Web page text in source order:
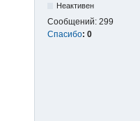
Неактивен
Сообщений: 299
Спасибо: 0